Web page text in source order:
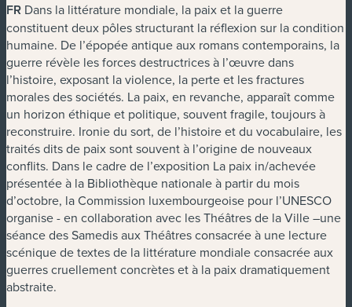
FR Dans la littérature mondiale, la paix et la guerre
constituent deux pôles structurant la réflexion sur la condition
humaine. De l’épopée antique aux romans contemporains, la
guerre révèle les forces destructrices à l’œuvre dans
l’histoire, exposant la violence, la perte et les fractures
morales des sociétés. La paix, en revanche, apparaît comme
un horizon éthique et politique, souvent fragile, toujours à
reconstruire. Ironie du sort, de l’histoire et du vocabulaire, les
traités dits de paix sont souvent à l’origine de nouveaux
conflits. Dans le cadre de l’exposition La paix in/achevée
présentée à la Bibliothèque nationale à partir du mois
d’octobre, la Commission luxembourgeoise pour l’UNESCO
organise - en collaboration avec les Théâtres de la Ville –une
séance des Samedis aux Théâtres consacrée à une lecture
scénique de textes de la littérature mondiale consacrée aux
guerres cruellement concrètes et à la paix dramatiquement
abstraite.